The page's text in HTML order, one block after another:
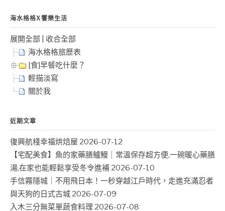
海水格格X饗樂生活
展開全部
收合全部
海水格格旅歷表
[食]早餐吃什麼？
輕描淡寫
關於我
近期文章
復興航棧幸福烘焙屋 2026-07-12
【宅配美食】魚的家藥膳鱸鰻｜常溫保存超方便,一碗暖心藥膳
湯,在家也能輕鬆享受冬令進補 2026-07-10
手信霧隱城｜不用飛日本！一秒穿越江戶時代，走進充滿忍者
與天狗的日式古城 2026-07-09
入木三分無菜單蔬食料理 2026-07-08